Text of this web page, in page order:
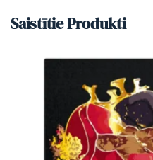
Saistītie Produkti